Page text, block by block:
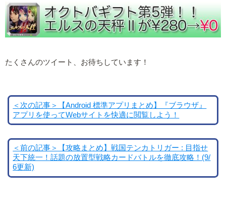
たくさんのツイート、お待ちしています！
＜次の記事＞【Android 標準アプリまとめ】『ブラウザ』
アプリを使ってWebサイトを快適に閲覧しよう！
＜前の記事＞【攻略まとめ】戦国テンカトリガー : 目指せ
天下統一！話題の放置型戦略カードバトルを徹底攻略！(9/
6更新)